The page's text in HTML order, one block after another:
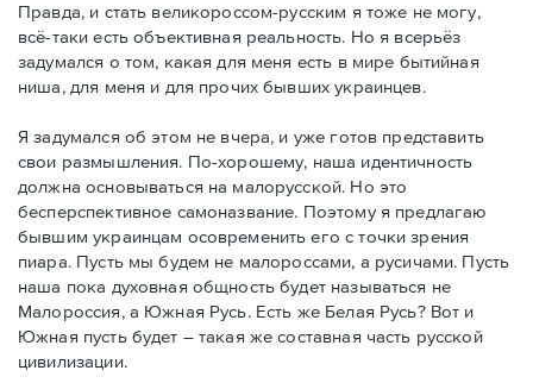
Правда, и стать великороссом-русским я тоже не могу,
всё-таки есть объективная реальность. Но я всерьёз
задумался о том, какая для меня есть в мире бытийная
ниша, для меня и для прочих бывших украинцев.
Я задумался об этом не вчера, и уже готов представить
свои размышления. По-хорошему, наша идентичность
должна основываться на малорусской. Но это
бесперспективное самоназвание. Поэтому я предлагаю
бывшим украинцам осовременить его с точки зрения
пиара. Пусть мы будем не малороссами, а русичами. Пусть
наша пока духовная общность будет называться не
Малороссия, а Южная Русь. Есть же Белая Русь? Вот и
Южная пусть будет – такая же составная часть русской
цивилизации.